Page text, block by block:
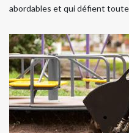
abordables et qui défient